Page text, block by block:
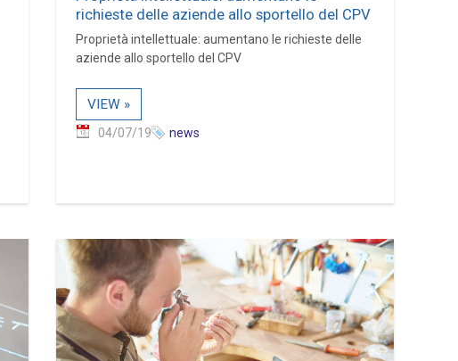
richieste delle aziende allo sportello del CPV
Proprietà intellettuale: aumentano le richieste delle
aziende allo sportello del CPV
VIEW »
04/07/19 news